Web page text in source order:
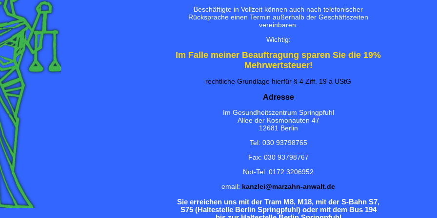
Beschäftigte in Vollzeit können auch nach telefonischer
Rücksprache einen Termin außerhalb der Geschäftszeiten
vereinbaren.
Wichtig:
Im Falle meiner Beauftragung sparen Sie die 19%
Mehrwertsteuer!
rechtliche Grundlage hierfür § 4 Ziff. 19 a UStG
Adresse
Im Gesundheitszentrum Springpfuhl
Allee der Kosmonauten 47
12681 Berlin
Tel: 030 93798765
Fax: 030 93798767
Not-Tel: 0172 3206952
email: kanzlei@marzahn-anwalt.de
Sie erreichen uns mit der Tram M8, M18, mit der S-Bahn S7,
S75 (Haltestelle Berlin Springpfuhl) oder mit dem Bus 194